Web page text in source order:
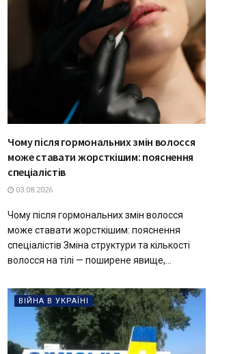
Чому після гормональних змін волосся
може ставати жорсткішим: пояснення
спеціалістів
03.08.2026
Чому після гормональних змін волосся
може ставати жорсткішим: пояснення
спеціалістів Зміна структури та кількості
волосся на тілі — поширене явище,...
ВІЙНА В УКРАЇНІ